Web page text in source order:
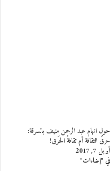
حول اتهام عبد الرحمن منيف بالسرقة:
حرقُ الثقافة أم ثقافةُ الحَرق!
أبريل 7, 2017
في "إضاءات"